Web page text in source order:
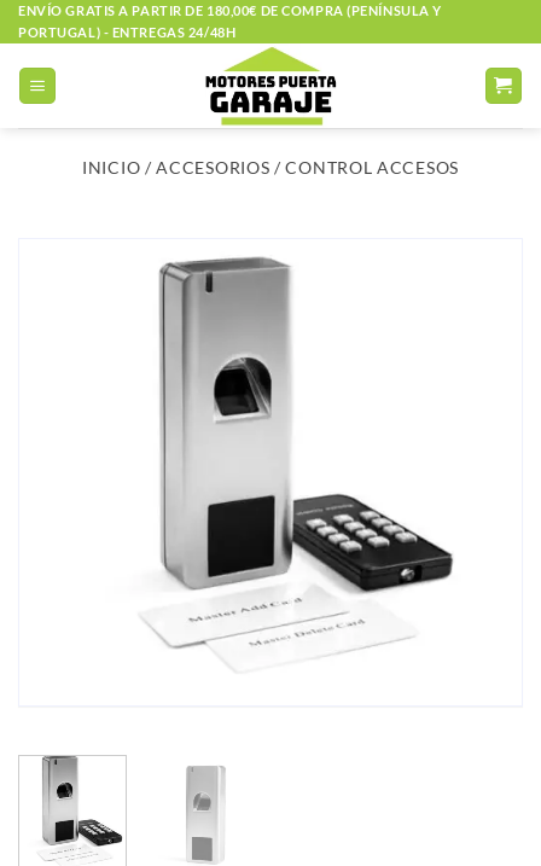
Saltar
al
contenido
ENVÍO GRATIS A PARTIR DE 180,00€ DE COMPRA (PENÍNSULA Y
PORTUGAL) - ENTREGAS 24/48H
INICIO / ACCESORIOS / CONTROL ACCESOS